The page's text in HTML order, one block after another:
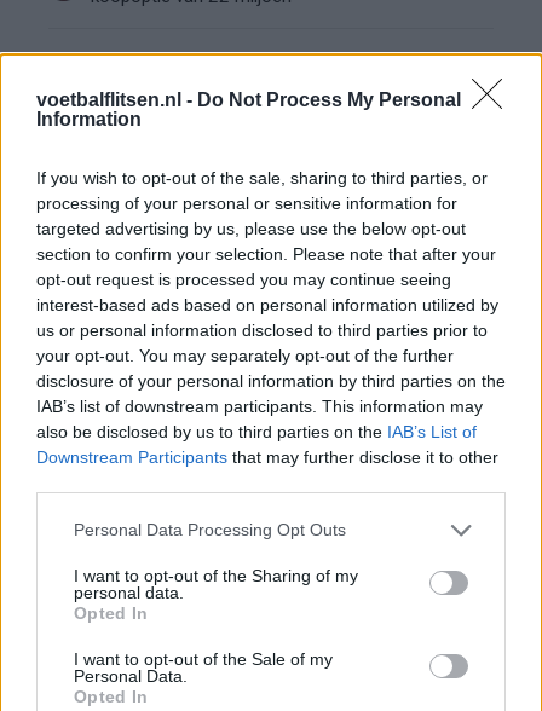
voetbalflitsen.nl - Do Not Process My Personal
Information
If you wish to opt-out of the sale, sharing to third parties, or
processing of your personal or sensitive information for
targeted advertising by us, please use the below opt-out
section to confirm your selection. Please note that after your
opt-out request is processed you may continue seeing
interest-based ads based on personal information utilized by
us or personal information disclosed to third parties prior to
your opt-out. You may separately opt-out of the further
disclosure of your personal information by third parties on the
IAB’s list of downstream participants. This information may
also be disclosed by us to third parties on the IAB’s List of
Downstream Participants that may further disclose it to other
Personal Data Processing Opt Outs
I want to opt-out of the Sharing of my
personal data.
Opted In
I want to opt-out of the Sale of my
Personal Data.
Opted In
Ajax helpt Burnley uit de brand met afgeknipte
appartement op Amsterdamse Zuidas
Marcos Leonardo laat eerste indruk achter bij
Ajax: 'Hier gaan fans van genieten'
Resterend oefenprogramma Ajax: waar zijn de
duels te zien
Ajax groeit onder Míchel, maar transfermarkt
blijft cruciaal
Ajax-talent Mohamed Abdalla schrijft Europese
Shane Kluivert krijgt kans van Flick en begint in
de basis bij FC Barcelona
Servische media vergelijken Ajax-talent Abdellah
Ouazane met Lionel Messi